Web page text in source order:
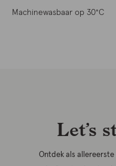
Machinewasbaar op 30°C
Let’s
Ontdek als